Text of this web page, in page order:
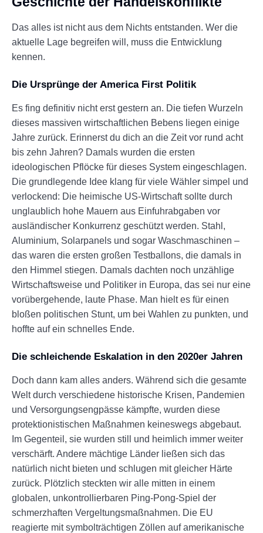
Das alles ist nicht aus dem Nichts entstanden. Wer die
aktuelle Lage begreifen will, muss die Entwicklung
kennen.
Die Ursprünge der America First Politik
Es fing definitiv nicht erst gestern an. Die tiefen Wurzeln
dieses massiven wirtschaftlichen Bebens liegen einige
Jahre zurück. Erinnerst du dich an die Zeit vor rund acht
bis zehn Jahren? Damals wurden die ersten
ideologischen Pflöcke für dieses System eingeschlagen.
Die grundlegende Idee klang für viele Wähler simpel und
verlockend: Die heimische US-Wirtschaft sollte durch
unglaublich hohe Mauern aus Einfuhrabgaben vor
ausländischer Konkurrenz geschützt werden. Stahl,
Aluminium, Solarpanels und sogar Waschmaschinen –
das waren die ersten großen Testballons, die damals in
den Himmel stiegen. Damals dachten noch unzählige
Wirtschaftsweise und Politiker in Europa, das sei nur eine
vorübergehende, laute Phase. Man hielt es für einen
bloßen politischen Stunt, um bei Wahlen zu punkten, und
hoffte auf ein schnelles Ende.
Die schleichende Eskalation in den 2020er Jahren
Doch dann kam alles anders. Während sich die gesamte
Welt durch verschiedene historische Krisen, Pandemien
und Versorgungsengpässe kämpfte, wurden diese
protektionistischen Maßnahmen keineswegs abgebaut.
Im Gegenteil, sie wurden still und heimlich immer weiter
verschärft. Andere mächtige Länder ließen sich das
natürlich nicht bieten und schlugen mit gleicher Härte
zurück. Plötzlich steckten wir alle mitten in einem
globalen, unkontrollierbaren Ping-Pong-Spiel der
schmerzhaften Vergeltungsmaßnahmen. Die EU
reagierte mit symbolträchtigen Zöllen auf amerikanische